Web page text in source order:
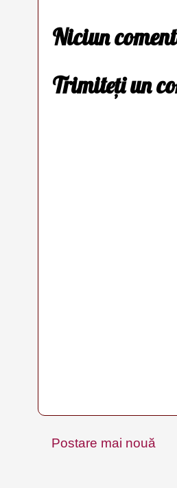
Niciun
Trimiteți un
Postare mai nouă